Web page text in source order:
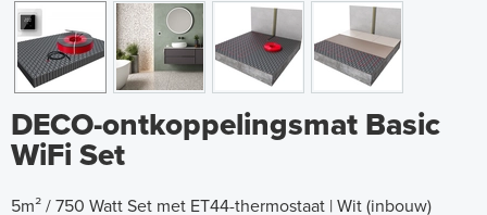
DECO-ontkoppelingsmat Basic
WiFi Set
5m² / 750 Watt Set met ET44-thermostaat | Wit (inbouw)